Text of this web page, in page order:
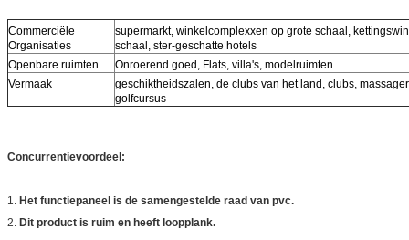
Commerciële
Organisaties
supermarkt, winkelcomplexxen op grote schaal,
schaal, ster-geschatte hotels
Openbare ruimten
Onroerend goed, Flats, villa's, modelruimten
Vermaak
geschiktheidszalen, de clubs van het land, clubs,
golfcursus
Concurrentievoordeel:
1. Het functiepaneel is de samengestelde raad van pvc.
2. Dit product is ruim en heeft loopplank.